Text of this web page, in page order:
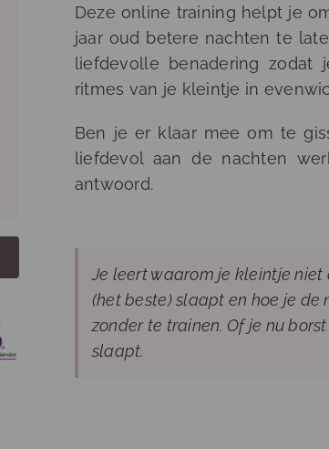
Deze online training helpt je
jaar oud betere nachten te
liefdevolle benadering
ritmes van je kleintje in
Ben je er klaar mee om te
liefdevol aan de nachten
antwoord.
Je leert waarom je kleintje
(het beste) slaapt en hoe je
zonder te trainen. Of je nu
slaapt.